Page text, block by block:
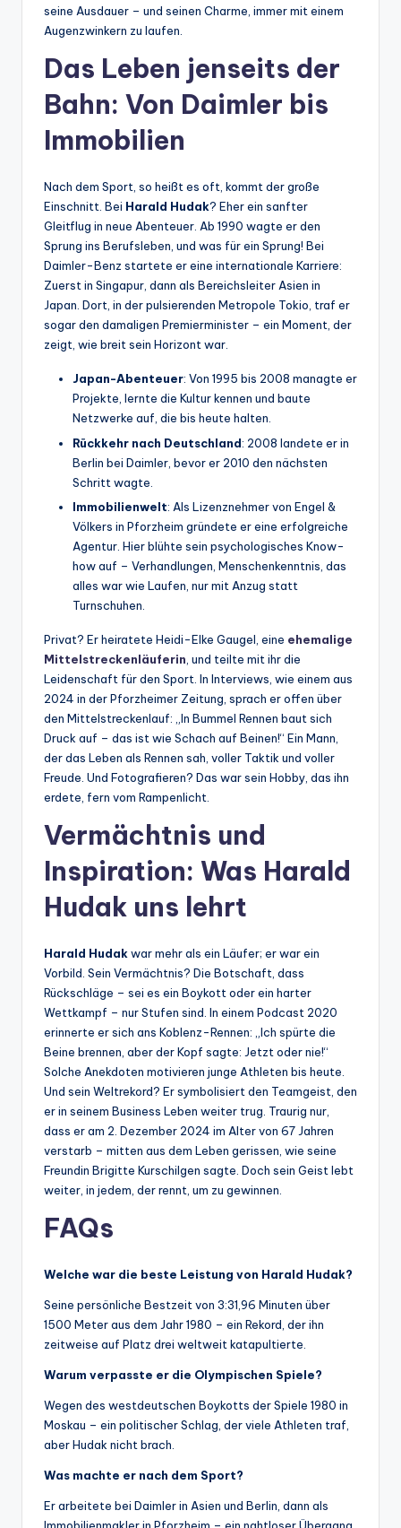
seine Ausdauer – und seinen Charme, immer mit einem
Augenzwinkern zu laufen.
Das Leben jenseits der
Bahn: Von Daimler bis
Immobilien
Nach dem Sport, so heißt es oft, kommt der große
Einschnitt. Bei Harald Hudak? Eher ein sanfter
Gleitflug in neue Abenteuer. Ab 1990 wagte er den
Sprung ins Berufsleben, und was für ein Sprung! Bei
Daimler-Benz startete er eine internationale Karriere:
Zuerst in Singapur, dann als Bereichsleiter Asien in
Japan. Dort, in der pulsierenden Metropole Tokio, traf er
sogar den damaligen Premierminister – ein Moment, der
zeigt, wie breit sein Horizont war.
Japan-Abenteuer: Von 1995 bis 2008 managte er
Projekte, lernte die Kultur kennen und baute
Netzwerke auf, die bis heute halten.
Rückkehr nach Deutschland: 2008 landete er in
Berlin bei Daimler, bevor er 2010 den nächsten
Schritt wagte.
Immobilienwelt: Als Lizenznehmer von Engel &
Völkers in Pforzheim gründete er eine erfolgreiche
Agentur. Hier blühte sein psychologisches Know-
how auf – Verhandlungen, Menschenkenntnis, das
alles war wie Laufen, nur mit Anzug statt
Turnschuhen.
Privat? Er heiratete Heidi-Elke Gaugel, eine ehemalige
Mittelstreckenläuferin , und teilte mit ihr die
Leidenschaft für den Sport. In Interviews, wie einem aus
2024 in der Pforzheimer Zeitung, sprach er offen über
den Mittelstreckenlauf: „In Bummel Rennen baut sich
Druck auf – das ist wie Schach auf Beinen!“ Ein Mann,
der das Leben als Rennen sah, voller Taktik und voller
Freude. Und Fotografieren? Das war sein Hobby, das ihn
erdete, fern vom Rampenlicht.
Vermächtnis und
Inspiration: Was Harald
Hudak uns lehrt
Harald Hudakwar mehr als ein Läufer; er war ein
Vorbild. Sein Vermächtnis? Die Botschaft, dass
Rückschläge – sei es ein Boykott oder ein harter
Wettkampf – nur Stufen sind. In einem Podcast 2020
erinnerte er sich ans Koblenz-Rennen: „Ich spürte die
Beine brennen, aber der Kopf sagte: Jetzt oder nie!“
Solche Anekdoten motivieren junge Athleten bis heute.
Und sein Weltrekord? Er symbolisiert den Teamgeist, den
er in seinem Business Leben weiter trug. Traurig nur,
dass er am 2. Dezember 2024 im Alter von 67 Jahren
verstarb – mitten aus dem Leben gerissen, wie seine
Freundin Brigitte Kurschilgen sagte. Doch sein Geist lebt
weiter, in jedem, der rennt, um zu gewinnen.
FAQs
Welche war die beste Leistung von Harald Hudak?
Seine persönliche Bestzeit von 3:31,96 Minuten über
1500 Meter aus dem Jahr 1980 – ein Rekord, der ihn
zeitweise auf Platz drei weltweit katapultierte.
Warum verpasste er die Olympischen Spiele?
Wegen des westdeutschen Boykotts der Spiele 1980 in
Moskau – ein politischer Schlag, der viele Athleten traf,
aber Hudak nicht brach.
Was machte er nach dem Sport?
Er arbeitete bei Daimler in Asien und Berlin, dann als
Immobilienmakler in Pforzheim – ein nahtloser Übergang